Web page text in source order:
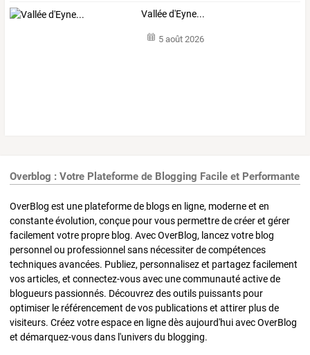
Vallée d'Eyne...
5 août 2026
Overblog : Votre Plateforme de Blogging Facile et Performante
OverBlog est une plateforme de blogs en ligne, moderne et en
constante évolution, conçue pour vous permettre de créer et gérer
facilement votre propre blog. Avec OverBlog, lancez votre blog
personnel ou professionnel sans nécessiter de compétences
techniques avancées. Publiez, personnalisez et partagez facilement
vos articles, et connectez-vous avec une communauté active de
blogueurs passionnés. Découvrez des outils puissants pour
optimiser le référencement de vos publications et attirer plus de
visiteurs. Créez votre espace en ligne dès aujourd'hui avec OverBlog
et démarquez-vous dans l'univers du blogging.